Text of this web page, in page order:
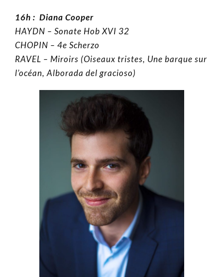
16h : Diana Cooper
HAYDN – Sonate Hob XVI 32
CHOPIN – 4e Scherzo
RAVEL – Miroirs (Oiseaux tristes, Une barque sur
l’océan, Alborada del gracioso)